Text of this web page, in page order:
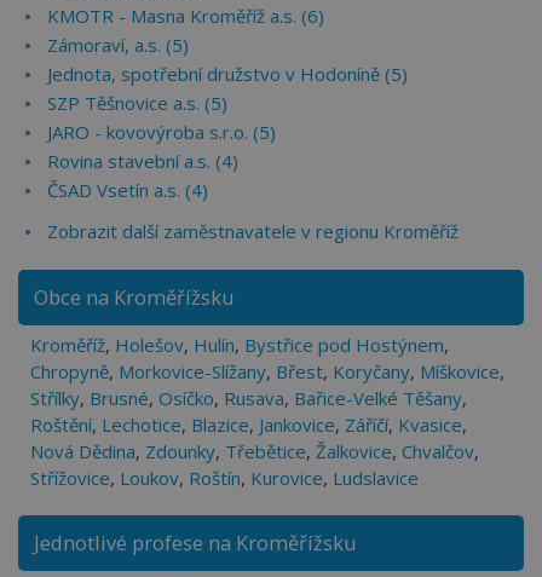
KMOTR - Masna Kroměříž a.s. (6)
Zámoraví, a.s. (5)
Jednota, spotřební družstvo v Hodoníně (5)
SZP Těšnovice a.s. (5)
JARO - kovovýroba s.r.o. (5)
Rovina stavební a.s. (4)
ČSAD Vsetín a.s. (4)
Zobrazit další zaměstnavatele v regionu Kroměříž
Obce na Kroměřížsku
Kroměříž, Holešov, Hulín, Bystřice pod Hostýnem,
Chropyně, Morkovice-Slížany, Břest, Koryčany, Míškovice,
Střílky, Brusné, Osíčko, Rusava, Bařice-Velké Těšany,
Roštění, Lechotice, Blazice, Jankovice, Záříčí, Kvasice,
Nová Dědina, Zdounky, Třebětice, Žalkovice, Chvalčov,
Střížovice, Loukov, Roštín, Kurovice, Ludslavice
Jednotlivé profese na Kroměřížsku